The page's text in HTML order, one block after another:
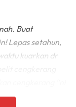
Buat
Lepas setahun,
kuarkan dr
akarnya…